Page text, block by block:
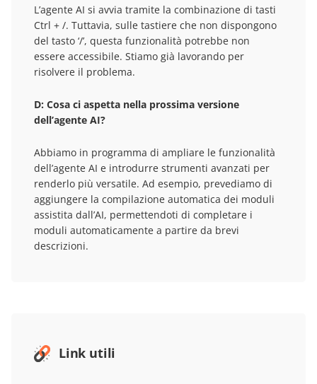
L’agente AI si avvia tramite la combinazione di tasti
Ctrl + /. Tuttavia, sulle tastiere che non dispongono
del tasto ‘/’, questa funzionalità potrebbe non
essere accessibile. Stiamo già lavorando per
risolvere il problema.
D: Cosa ci aspetta nella prossima versione
dell’agente AI?
Abbiamo in programma di ampliare le funzionalità
dell’agente AI e introdurre strumenti avanzati per
renderlo più versatile. Ad esempio, prevediamo di
aggiungere la compilazione automatica dei moduli
assistita dall’AI, permettendoti di completare i
moduli automaticamente a partire da brevi
descrizioni.
Link utili